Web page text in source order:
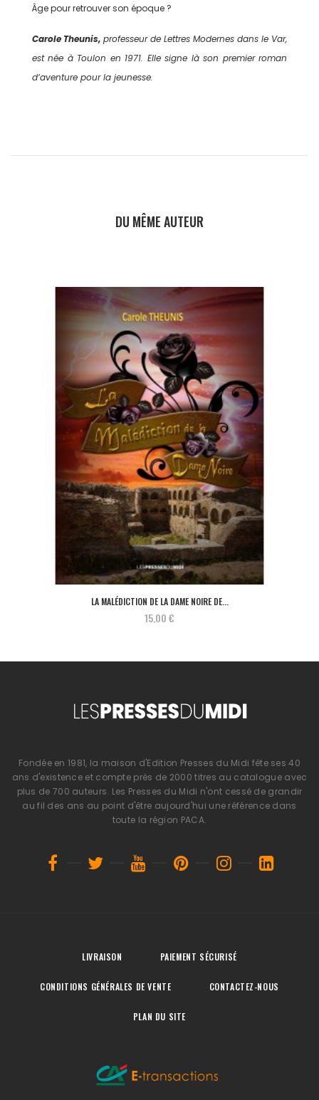
Âge pour retrouver son époque ?
Carole Theunis, professeur de Lettres Modernes dans le Var,
est née à Toulon en 1971. Elle signe là son premier roman
d’aventure pour la jeunesse.
DU MÊME AUTEUR
LA MALÉDICTION DE LA DAME NOIRE DE...
15,00 €
Fondée en 1981, la maison d'Edition Presses du Midi fête ses 40
ans d'existence et compte près de 2000 titres au catalogue avec
plus de 700 auteurs. Les Presses du Midi n'ont cessé de grandir
au fil des ans au point d'être aujourd'hui une référence dans
toute la région PACA.
LIVRAISON PAIEMENT SÉCURISÉ
CONDITIONS GÉNÉRALES DE VENTE CONTACTEZ-NOUS
PLAN DU SITE